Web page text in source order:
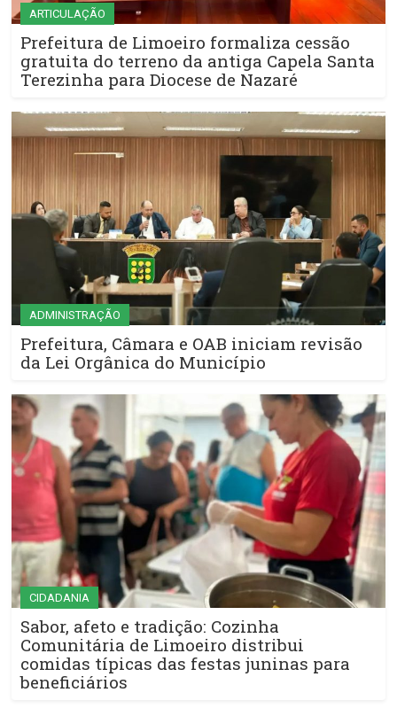
ARTICULAÇÃO
Prefeitura de Limoeiro formaliza cessão
gratuita do terreno da antiga Capela Santa
Terezinha para Diocese de Nazaré
ADMINISTRAÇÃO
Prefeitura, Câmara e OAB iniciam revisão
da Lei Orgânica do Município
CIDADANIA
Sabor, afeto e tradição: Cozinha
Comunitária de Limoeiro distribui
comidas típicas das festas juninas para
beneficiários